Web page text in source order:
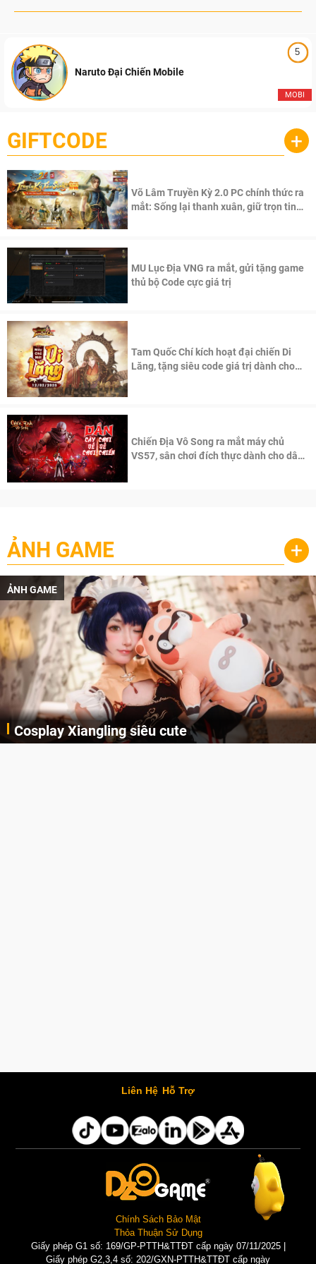
5
MOBI
Naruto Đại Chiến Mobile
GIFTCODE +
Võ Lâm Truyền Kỳ 2.0 PC chính thức ra
mắt: Sống lại thanh xuân, giữ trọn tinh
MU Lục Địa VNG ra mắt, gửi tặng game
thủ bộ Code cực giá trị
Tam Quốc Chí kích hoạt đại chiến Di
Lăng, tặng siêu code giá trị dành cho
Chiến Địa Vô Song ra mắt máy chủ
VS57, sân chơi đích thực dành cho dân
ẢNH GAME +
ẢNH GAME
Lala Croft vừa nóng vừa xinh dưới nét vẽ của
AI
Liên Hệ Hỗ Trợ
Chính Sách Bảo Mật
Thỏa Thuận Sử Dụng
Giấy phép G1 số: 169/GP-PTTH&TTĐT cấp ngày 07/11/2025 |
Giấy phép G2,3,4 số: 202/GXN-PTTH&TTĐT cấp ngày